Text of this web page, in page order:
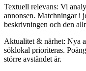
Textuell relevans: Vi
annonsen. Matchningar i
beskrivningen och den
Aktualitet & närhet: Nya
söklokal prioriteras.
större avståndet är.